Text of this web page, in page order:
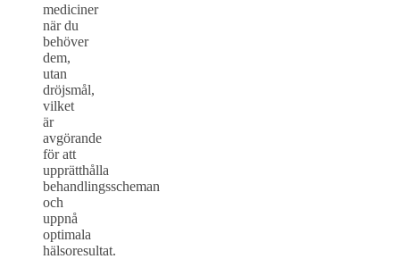
mediciner
när du
behöver
dem,
utan
dröjsmål,
vilket
är
avgörande
för att
upprätthålla
behandlingsscheman
och
uppnå
optimala
hälsoresultat.